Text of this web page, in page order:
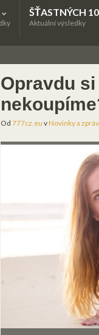
ŠŤASTNÝCH 10
Aktuální výsledky
Opravdu
Od 777cz.eu vNovinky a